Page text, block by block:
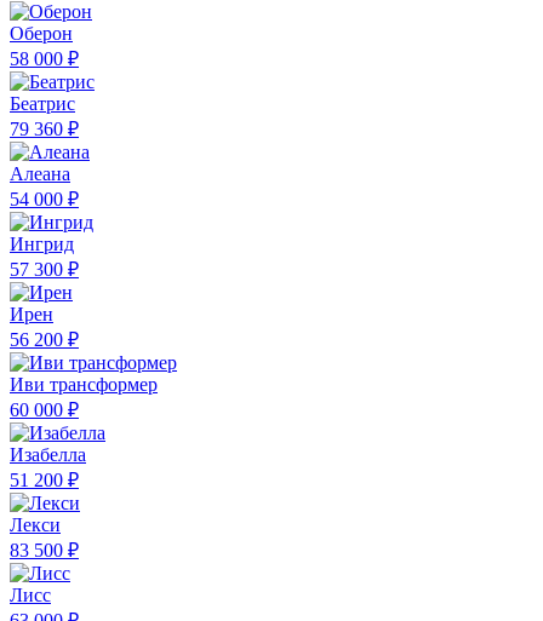
Оберон
58 000 ₽
Беатрис
79 360 ₽
Алеана
54 000 ₽
Ингрид
57 300 ₽
Ирен
56 200 ₽
Иви трансформер
60 000 ₽
Изабелла
51 200 ₽
Лекси
83 500 ₽
Лисс